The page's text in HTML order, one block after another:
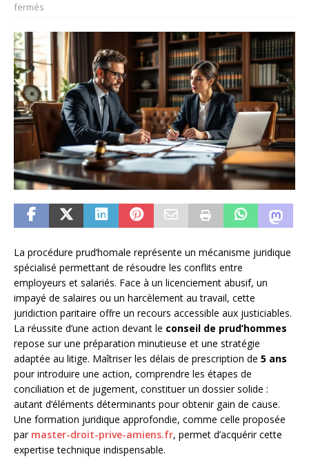
fermés
La procédure prud’homale représente un mécanisme juridique
spécialisé permettant de résoudre les conflits entre
employeurs et salariés. Face à un licenciement abusif, un
impayé de salaires ou un harcèlement au travail, cette
juridiction paritaire offre un recours accessible aux justiciables.
La réussite d’une action devant le conseil de prud’hommes
repose sur une préparation minutieuse et une stratégie
adaptée au litige. Maîtriser les délais de prescription de 5 ans
pour introduire une action, comprendre les étapes de
conciliation et de jugement, constituer un dossier solide :
autant d’éléments déterminants pour obtenir gain de cause.
Une formation juridique approfondie, comme celle proposée
par master-droit-prive-amiens.fr, permet d’acquérir cette
expertise technique indispensable.